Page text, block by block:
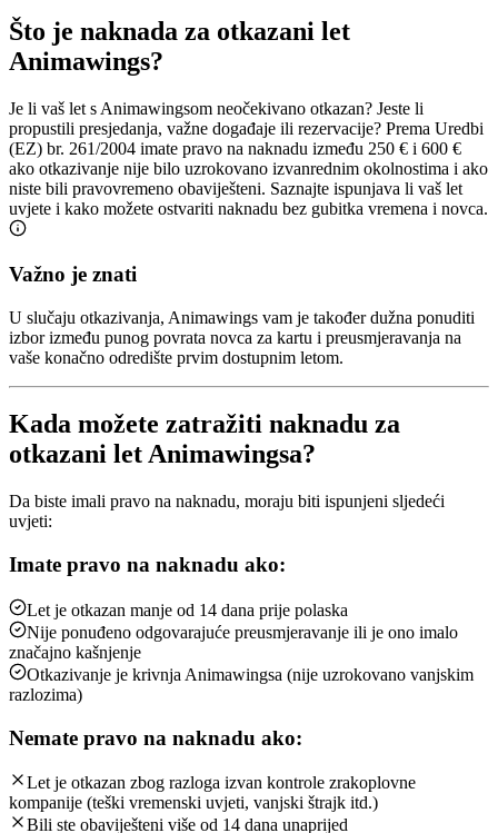
Što je naknada za otkazani let
Animawings?
Je li vaš let s Animawingsom neočekivano otkazan? Jeste li
propustili presjedanja, važne događaje ili rezervacije? Prema Uredbi
(EZ) br. 261/2004 imate pravo na naknadu između 250 € i 600 €
ako otkazivanje nije bilo uzrokovano izvanrednim okolnostima i ako
niste bili pravovremeno obaviješteni. Saznajte ispunjava li vaš let
uvjete i kako možete ostvariti naknadu bez gubitka vremena i novca.
Važno je znati
U slučaju otkazivanja, Animawings vam je također dužna ponuditi
izbor između punog povrata novca za kartu i preusmjeravanja na
vaše konačno odredište prvim dostupnim letom.
Kada možete zatražiti naknadu za
otkazani let Animawingsa?
Da biste imali pravo na naknadu, moraju biti ispunjeni sljedeći
uvjeti:
Imate pravo na naknadu ako:
Let je otkazan manje od 14 dana prije polaska
Nije ponuđeno odgovarajuće preusmjeravanje ili je ono imalo
značajno kašnjenje
Otkazivanje je krivnja Animawingsa (nije uzrokovano vanjskim
razlozima)
Nemate pravo na naknadu ako:
Let je otkazan zbog razloga izvan kontrole zrakoplovne
kompanije (teški vremenski uvjeti, vanjski štrajk itd.)
Bili ste obaviješteni više od 14 dana unaprijed